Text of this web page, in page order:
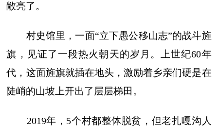
敞亮了。
村史馆里，一面“立下愚公移山志”的战斗旌
旗，见证了一段热火朝天的岁月。上世纪60年
代，这面旌旗就插在地头，激励着乡亲们硬是在
陡峭的山坡上开出了层层梯田。
2019年，5个村都整体脱贫，但老扎嘎沟人